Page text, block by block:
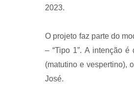
2023.
O projeto faz parte do
– “Tipo 1”. A intenção
(matutino e vespertino),
José.